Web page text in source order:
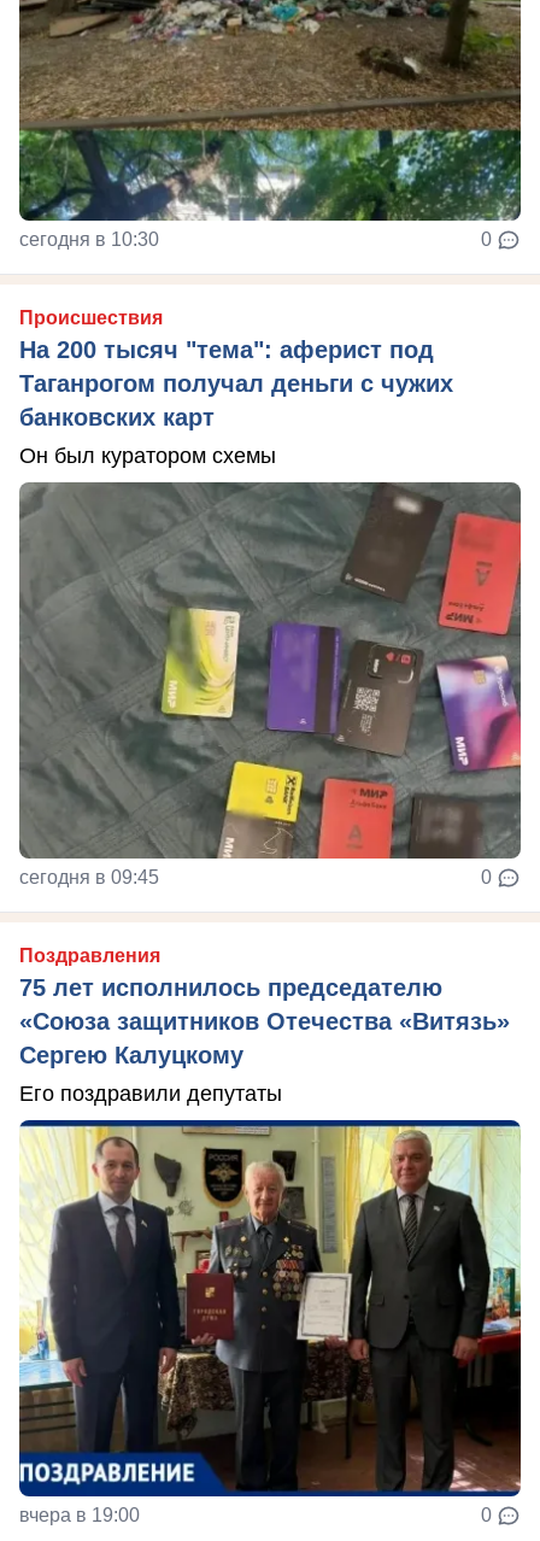
сегодня в 10:30 0
Происшествия
На 200 тысяч "тема": аферист под
Таганрогом получал деньги с чужих
банковских карт
Он был куратором схемы
сегодня в 09:45 0
Поздравления
75 лет исполнилось председателю
«Союза защитников Отечества «Витязь»
Сергею Калуцкому
Его поздравили депутаты
вчера в 19:00 0